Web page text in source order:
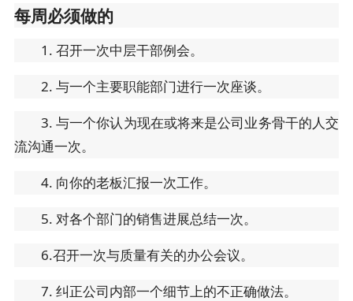
每周必须做的
1. 召开一次中层干部例会。
2. 与一个主要职能部门进行一次座谈。
3. 与一个你认为现在或将来是公司业务骨干的人交
流沟通一次。
4. 向你的老板汇报一次工作。
5. 对各个部门的销售进展总结一次。
6.召开一次与质量有关的办公会议。
7. 纠正公司内部一个细节上的不正确做法。